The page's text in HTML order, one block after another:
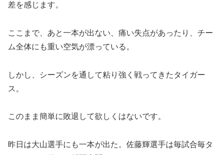
差を感じます。
ここまで、あと一本が出ない、痛い失点があったり、チー
ム全体にも重い空気が漂っている。
しかし、シーズンを通して粘り強く戦ってきたタイガー
ス。
このまま簡単に敗退して欲しくはないです。
昨日は大山選手にも一本が出た。佐藤輝選手は毎試合毎タ